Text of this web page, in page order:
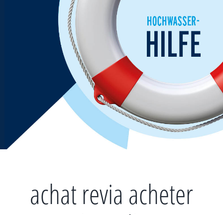
achat revia acheter